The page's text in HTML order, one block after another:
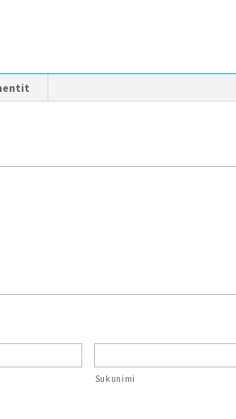
Sukunimi